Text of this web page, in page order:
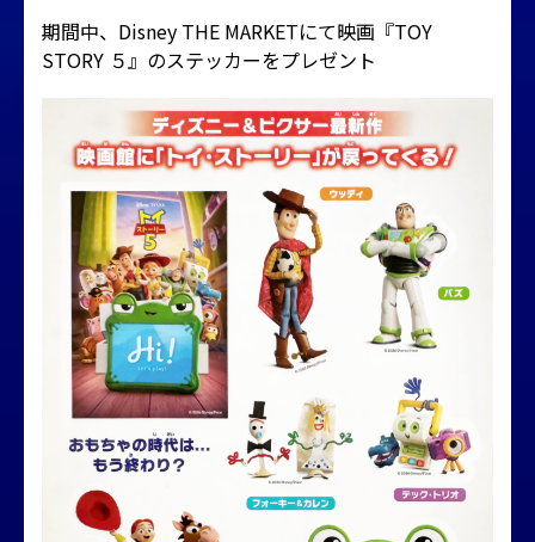
期間中、Disney THE MARKETにて映画『TOY
STORY ５』のステッカーをプレゼント